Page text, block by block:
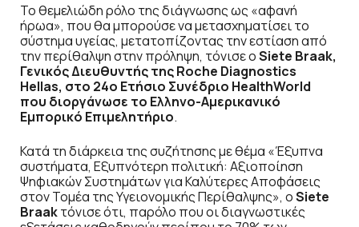
Το θεμελιώδη ρόλο της διάγνωσης ως «αφανή
ήρωα», που θα μπορούσε να μετασχηματίσει το
σύστημα υγείας, μετατοπίζοντας την εστίαση από
την περίθαλψη στην πρόληψη, τόνισε οSiete Braak,
Γενικός Διευθυντής της Roche Diagnostics
Hellas, στο 24ο Ετήσιο Συνέδριο HealthWorld
που διοργάνωσε το Ελληνο-Αμερικανικό
Εμπορικό Επιμελητήριο.
Κατά τη διάρκεια της συζήτησης με θέμα «Έξυπνα
συστήματα, Εξυπνότερη πολιτική: Αξιοποίηση
Ψηφιακών Συστημάτων για Καλύτερες Αποφάσεις
στον Τομέα της Υγειονομικής Περίθαλψης», οSiete
Braakτόνισε ότι, παρόλο που οι διαγνωστικές